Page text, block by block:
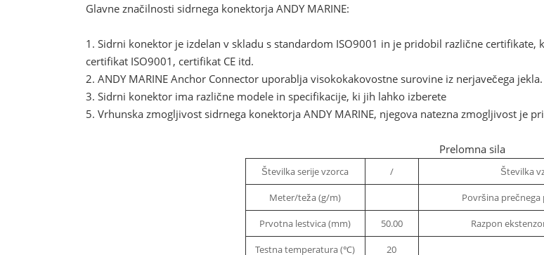
Glavne značilnosti sidrnega konektorja ANDY MARINE:
1. Sidrni konektor je izdelan v skladu s standardom ISO9001 in je pridobil različne
certifikat ISO9001, certifikat CE itd.
2. ANDY MARINE Anchor Connector uporablja visokokakovostne surovine iz nerjavečega jekla.
3. Sidrni konektor ima različne modele in specifikacije, ki jih lahko izberete
5. Vrhunska zmogljivost sidrnega konektorja ANDY MARINE, njegova natezna zmogljivost je
Prelomna sila
Številka serije vzorca / Številka
Meter/teža (g/m) Površina prečnega
Prvotna lestvica (mm) 50.00 Razpon
Testna temperatura (℃) 20